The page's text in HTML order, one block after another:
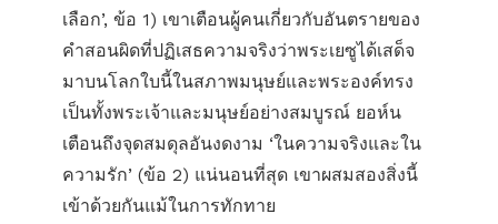
เลือก’, ข้อ 1) เขาเตือนผู้คนเกี่ยวกับอันตรายของ
คำสอนผิดที่ปฏิเสธความจริงว่าพระเยซูได้เสด็จ
มาบนโลกใบนี้ในสภาพมนุษย์และพระองค์ทรง
เป็นทั้งพระเจ้าและมนุษย์อย่างสมบูรณ์ ยอห์น
เตือนถึงจุดสมดุลอันงดงาม ‘ในความจริงและใน
ความรัก’ (ข้อ 2) แน่นอนที่สุด เขาผสมสองสิ่งนี้
เข้าด้วยกันแม้ในการทักทาย